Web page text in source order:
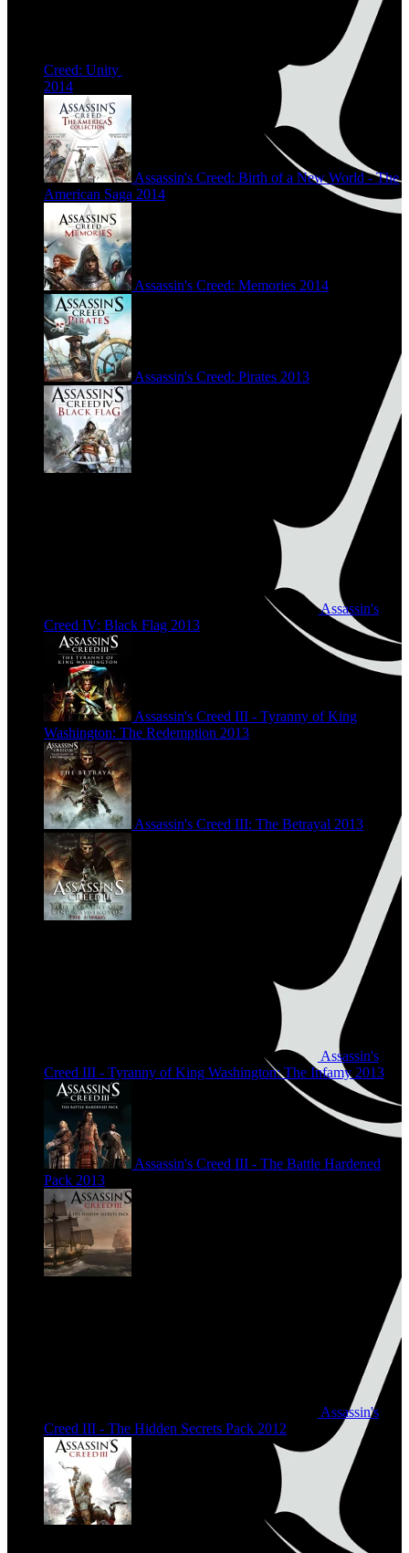
Creed: Unity
2014
Assassin's Creed: Birth of a New World - The
American Saga 2014
Assassin's Creed: Memories 2014
Assassin's Creed: Pirates 2013
Assassin's
Creed IV: Black Flag 2013
Assassin's Creed III - Tyranny of King
Washington: The Redemption 2013
Assassin's Creed III: The Betrayal 2013
Assassin's
Creed III - Tyranny of King Washington: The Infamy 2013
Assassin's Creed III - The Battle Hardened
Pack 2013
Assassin's
Creed III - The Hidden Secrets Pack 2012